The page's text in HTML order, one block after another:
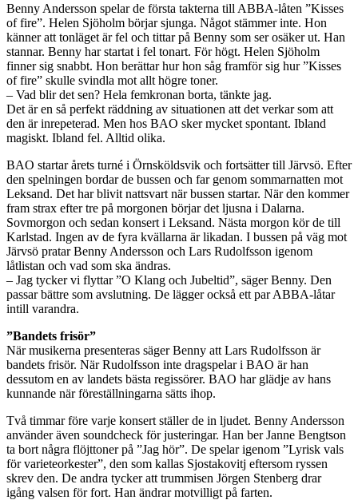
Benny Andersson spelar de första takterna till ABBA-låten ”Kisses
of fire”. Helen Sjöholm börjar sjunga. Något stämmer inte. Hon
känner att tonläget är fel och tittar på Benny som ser osäker ut. Han
stannar. Benny har startat i fel tonart. För högt. Helen Sjöholm
finner sig snabbt. Hon berättar hur hon såg framför sig hur ”Kisses
of fire” skulle svindla mot allt högre toner.
– Vad blir det sen? Hela femkronan borta, tänkte jag.
Det är en så perfekt räddning av situationen att det verkar som att
den är inrepeterad. Men hos BAO sker mycket spontant. Ibland
magiskt. Ibland fel. Alltid olika.
BAO startar årets turné i Örnsköldsvik och fortsätter till Järvsö. Efter
den spelningen bordar de bussen och far genom sommarnatten mot
Leksand. Det har blivit nattsvart när bussen startar. När den kommer
fram strax efter tre på morgonen börjar det ljusna i Dalarna.
Sovmorgon och sedan konsert i Leksand. Nästa morgon kör de till
Karlstad. Ingen av de fyra kvällarna är likadan. I bussen på väg mot
Järvsö pratar Benny Andersson och Lars Rudolfsson igenom
låtlistan och vad som ska ändras.
– Jag tycker vi flyttar ”O Klang och Jubeltid”, säger Benny. Den
passar bättre som avslutning. De lägger också ett par ABBA-låtar
intill varandra.
”Bandets frisör”
När musikerna presenteras säger Benny att Lars Rudolfsson är
bandets frisör. När Rudolfsson inte dragspelar i BAO är han
dessutom en av landets bästa regissörer. BAO har glädje av hans
kunnande när föreställningarna sätts ihop.
Två timmar före varje konsert ställer de in ljudet. Benny Andersson
använder även soundcheck för justeringar. Han ber Janne Bengtson
ta bort några flöjttoner på ”Jag hör”. De spelar igenom ”Lyrisk vals
för varieteorkester”, den som kallas Sjostakovitj eftersom ryssen
skrev den. De andra tycker att trummisen Jörgen Stenberg drar
igång valsen för fort. Han ändrar motvilligt på farten.